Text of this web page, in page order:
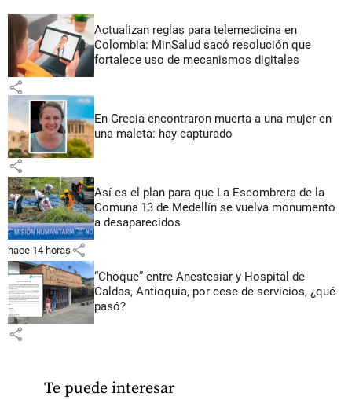
Actualizan reglas para telemedicina en
Colombia: MinSalud sacó resolución que
fortalece uso de mecanismos digitales
share
En Grecia encontraron muerta a una mujer en
una maleta: hay capturado
share
Así es el plan para que La Escombrera de la
Comuna 13 de Medellín se vuelva monumento
a desaparecidos
hace 14 horas share
“Choque” entre Anestesiar y Hospital de
Caldas, Antioquia, por cese de servicios, ¿qué
pasó?
share
Te puede interesar